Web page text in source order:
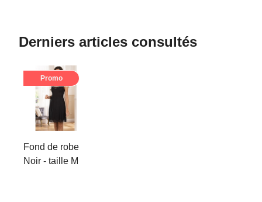
Derniers articles consultés
Promo
Fond de robe
Noir - taille M